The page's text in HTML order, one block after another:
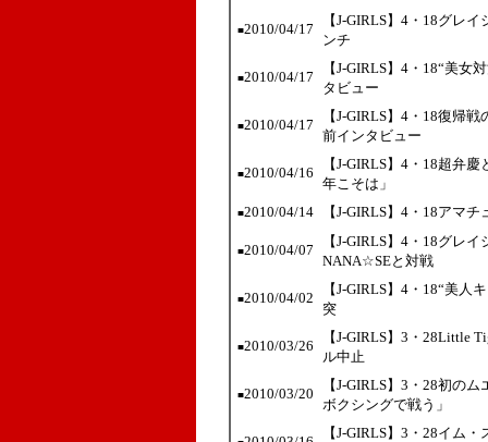
■2010/04/17
【J-GIRLS】4・18グレ
ンチ
■2010/04/17
【J-GIRLS】4・18“美女
タビュー
■2010/04/17
【J-GIRLS】4・18復帰
前インタビュー
■2010/04/16
【J-GIRLS】4・18超弁
年こそは」
■2010/04/14 【J-GIRLS】4・18アマ
■2010/04/07
【J-GIRLS】4・18グレ
NANA☆SEと対戦
■2010/04/02
【J-GIRLS】4・18“美人
突
■2010/03/26
【J-GIRLS】3・28Little
ル中止
■2010/03/20
【J-GIRLS】3・28初の
ボクシングで戦う」
【J-GIRLS】3・28イム